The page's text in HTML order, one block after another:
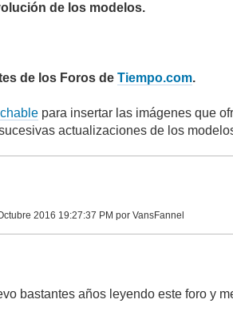
de los modelos.
de los Foros deTiempo.com.
para insertar las imágenes que
actualizaciones de los
2016 19:27:37 PM por VansFannel
bastantes años leyendo este foro y